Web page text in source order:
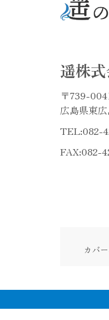
遥株
〒739-
広島県東
TEL:082-
FAX:082-
カバ